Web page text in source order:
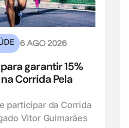
6 AGO 2026
garantir 15%
Corrida Pela
participar da Corrida
Vitor Guimarães